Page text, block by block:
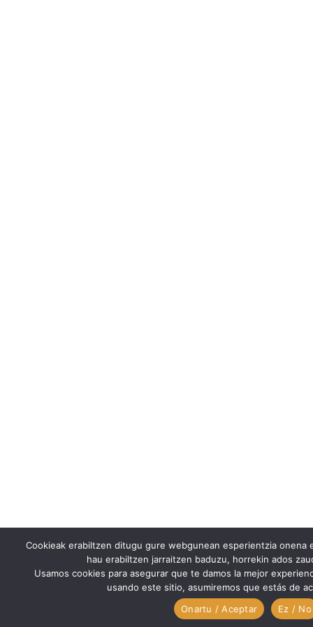
Cookieak erabiltzen ditugu gure webgunean esperientzia onena
hau erabiltzen jarraitzen baduzu, horrekin ados
Usamos cookies para asegurar que te damos la mejor
usando este sitio, asumiremos que estás de
Onartu / Aceptar
Ez / No